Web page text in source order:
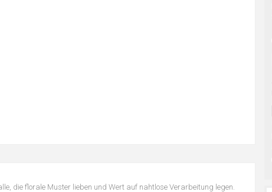
die florale Muster lieben und Wert auf nahtlose Verarbeitung legen.